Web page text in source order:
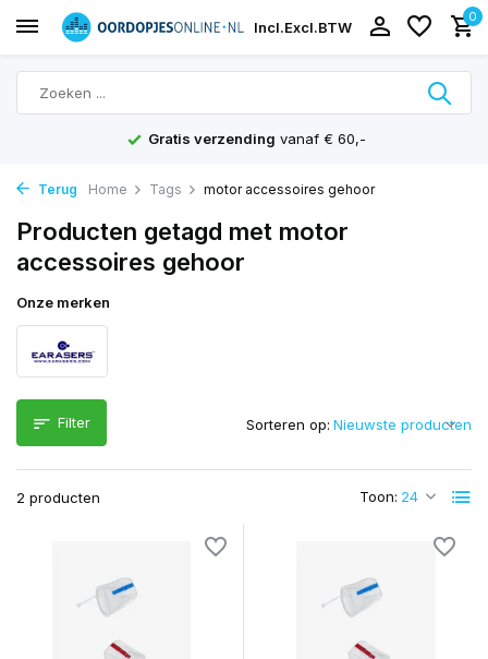
Incl.Excl.BTW
0
Gratis verzending vanaf € 60,-
Terug Home Tags motor accessoires gehoor
Producten getagd met motor
accessoires gehoor
Onze merken
Filter
2 producten Toon:
Sorteren op: